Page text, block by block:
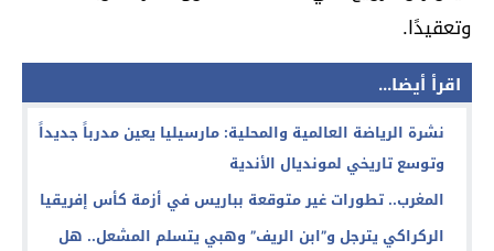
وتعقيدًا.
اقرأ أيضا...
نشرة الرياضة العالمية والمحلية: مارسيليا يعين مدرباً جديداً
وتوسع تاريخي لمونديال الأندية
المغرب.. تطورات غير متوقعة بباريس في أزمة كأس إفريقيا
الركراكي يترجل و”ابن الريف” وهبي يتسلم المشعل.. هل